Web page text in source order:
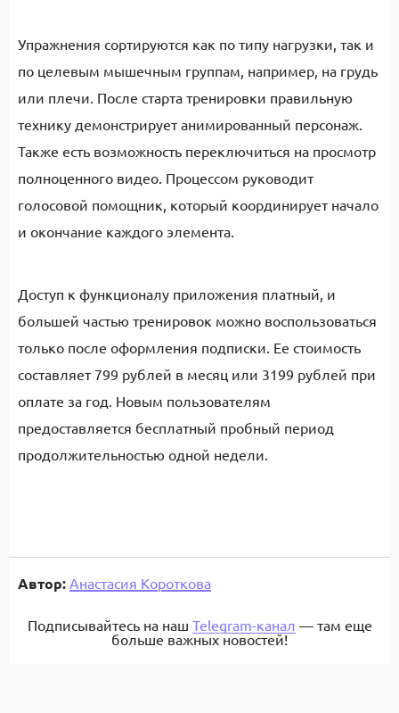
Упражнения сортируются как по типу нагрузки, так и
по целевым мышечным группам, например, на грудь
или плечи. После старта тренировки правильную
технику демонстрирует анимированный персонаж.
Также есть возможность переключиться на просмотр
полноценного видео. Процессом руководит
голосовой помощник, который координирует начало
и окончание каждого элемента.
Доступ к функционалу приложения платный, и
большей частью тренировок можно воспользоваться
только после оформления подписки. Ее стоимость
составляет 799 рублей в месяц или 3199 рублей при
оплате за год. Новым пользователям
предоставляется бесплатный пробный период
продолжительностью одной недели.
Автор: Анастасия Короткова
Подписывайтесь на наш Telegram-канал — там еще
больше важных новостей!